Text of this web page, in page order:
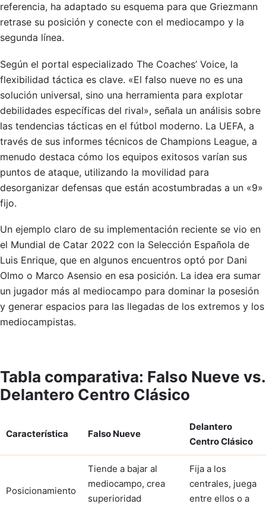
referencia, ha adaptado su esquema para que Griezmann
retrase su posición y conecte con el mediocampo y la
segunda línea.
Según el portal especializado The Coaches’ Voice, la
flexibilidad táctica es clave. «El falso nueve no es una
solución universal, sino una herramienta para explotar
debilidades específicas del rival», señala un análisis sobre
las tendencias tácticas en el fútbol moderno. La UEFA, a
través de sus informes técnicos de Champions League, a
menudo destaca cómo los equipos exitosos varían sus
puntos de ataque, utilizando la movilidad para
desorganizar defensas que están acostumbradas a un «9»
fijo.
Un ejemplo claro de su implementación reciente se vio en
el Mundial de Catar 2022 con la Selección Española de
Luis Enrique, que en algunos encuentros optó por Dani
Olmo o Marco Asensio en esa posición. La idea era sumar
un jugador más al mediocampo para dominar la posesión
y generar espacios para las llegadas de los extremos y los
mediocampistas.
Tabla comparativa: Falso Nueve vs.
Delantero Centro Clásico
Característica Falso Nueve
Delantero
Centro Clásico
Posicionamiento
Tiende a bajar al
mediocampo, crea
superioridad
Fija a los
centrales, juega
entre ellos o a